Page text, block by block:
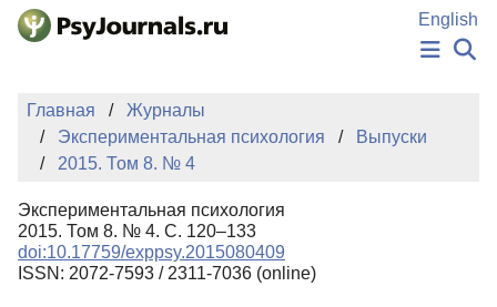
Перейти к основному содержанию
English
НОВОСТИ
КЛЮЧЕВЫЕ СЛОВА
Регистрация
Главная
Журналы
Экспериментальная психология
Выпуски
2015. Том 8. № 4
Экспериментальная психология
2015. Том 8. № 4. С. 120–133
doi:10.17759/exppsy.2015080409
ISSN: 2072-7593 / 2311-7036 (online)